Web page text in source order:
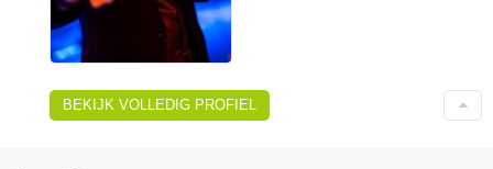
BEKIJK VOLLEDIG PROFIEL